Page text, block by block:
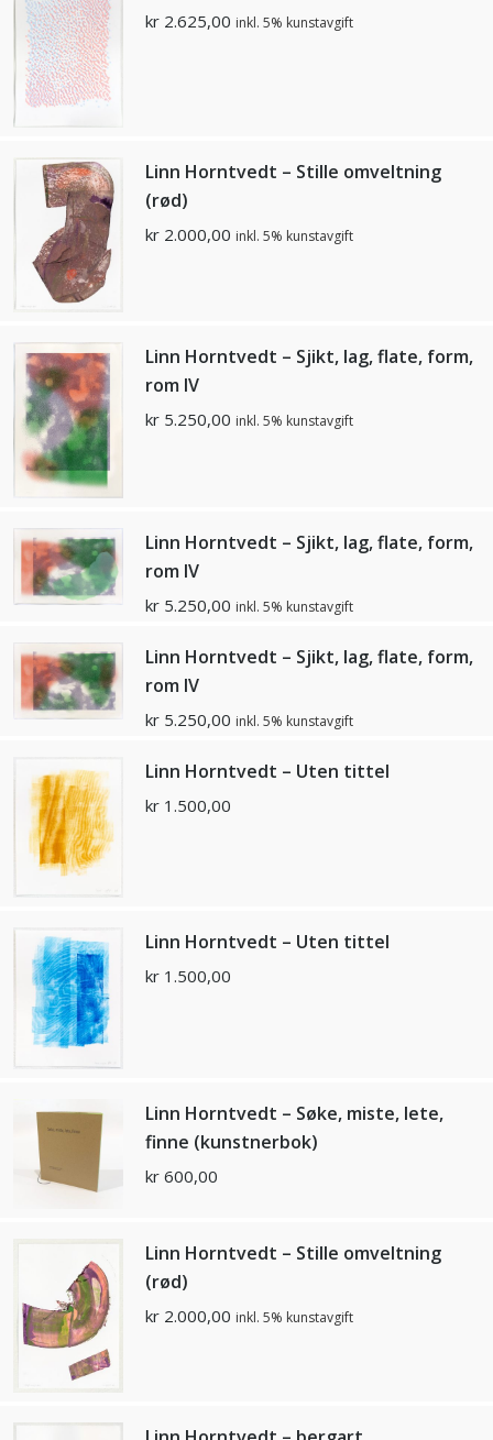
kr 2.625,00 inkl. 5% kunstavgift
Linn Horntvedt – Stille omveltning
(rød)
kr 2.000,00 inkl. 5% kunstavgift
Linn Horntvedt – Sjikt, lag, flate, form,
rom lV
kr 5.250,00 inkl. 5% kunstavgift
Linn Horntvedt – Sjikt, lag, flate, form,
rom lV
kr 5.250,00 inkl. 5% kunstavgift
Linn Horntvedt – Sjikt, lag, flate, form,
rom lV
kr 5.250,00 inkl. 5% kunstavgift
Linn Horntvedt – Uten tittel
kr 1.500,00
Linn Horntvedt – Uten tittel
kr 1.500,00
Linn Horntvedt – Søke, miste, lete,
finne (kunstnerbok)
kr 600,00
Linn Horntvedt – Stille omveltning
(rød)
kr 2.000,00 inkl. 5% kunstavgift